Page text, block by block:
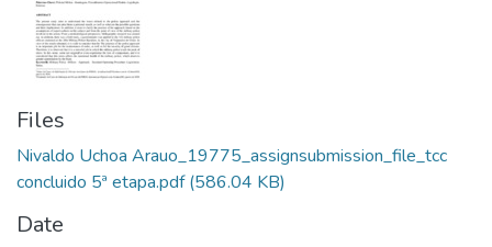
Files
Nivaldo Uchoa Arauo_19775_assignsubmission_file_tcc
concluido 5ª etapa.pdf(586.04 KB)
Date